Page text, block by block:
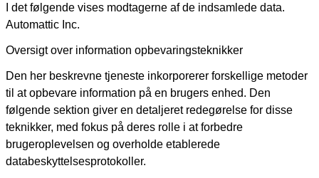
I det følgende vises modtagerne af de indsamlede data.
Automattic Inc.
Oversigt over information opbevaringsteknikker
Den her beskrevne tjeneste inkorporerer forskellige metoder
til at opbevare information på en brugers enhed. Den
følgende sektion giver en detaljeret redegørelse for disse
teknikker, med fokus på deres rolle i at forbedre
brugeroplevelsen og overholde etablerede
databeskyttelsesprotokoller.